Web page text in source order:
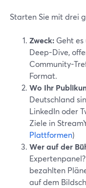
Starten Sie mit drei
Zweck: Geht
Deep-Dive,
Community-
Format.
Wo Ihr
Deutschland
LinkedIn oder
Ziele in
Plattformen)
Wer auf der
bezahlten
auf dem